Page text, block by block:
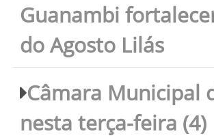
Guanambi
do Agosto Lilás
Câmara Municipal
nesta terça-feira (4)